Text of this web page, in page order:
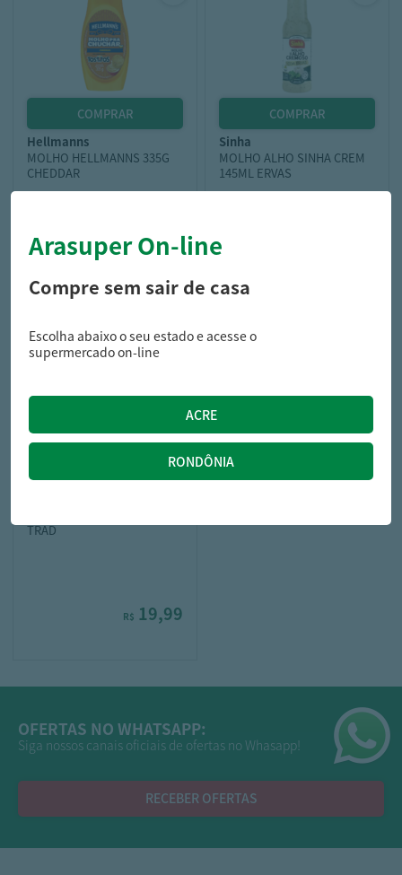
hellmanns
MOLHO HELLMANNS 335G
CHEDDAR
R$ 17,99
sinha
MOLHO ALHO SINHA CREM
145ML ERVAS
TRAD
R$ 19,99
OFERTAS NO WHATSAPP:
Siga nossos canais oficiais de ofertas no Whasapp!
RECEBER OFERTAS
Arasuper On-line
Compre sem sair de casa
Escolha abaixo o seu estado e acesse o
supermercado on-line